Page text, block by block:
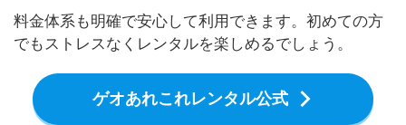
料金体系も明確で安心して利用できます。初めての方
でもストレスなくレンタルを楽しめるでしょう。
ゲオあれこれレンタル公式